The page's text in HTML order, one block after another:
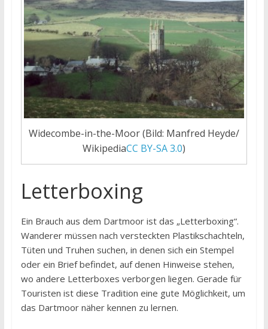
Widecombe-in-the-Moor (Bild: Manfred Heyde/
WikipediaCC BY-SA 3.0)
Letterboxing
Ein Brauch aus dem Dartmoor ist das „Letterboxing“.
Wanderer müssen nach versteckten Plastikschachteln,
Tüten und Truhen suchen, in denen sich ein Stempel
oder ein Brief befindet, auf denen Hinweise stehen,
wo andere Letterboxes verborgen liegen. Gerade für
Touristen ist diese Tradition eine gute Möglichkeit, um
das Dartmoor näher kennen zu lernen.